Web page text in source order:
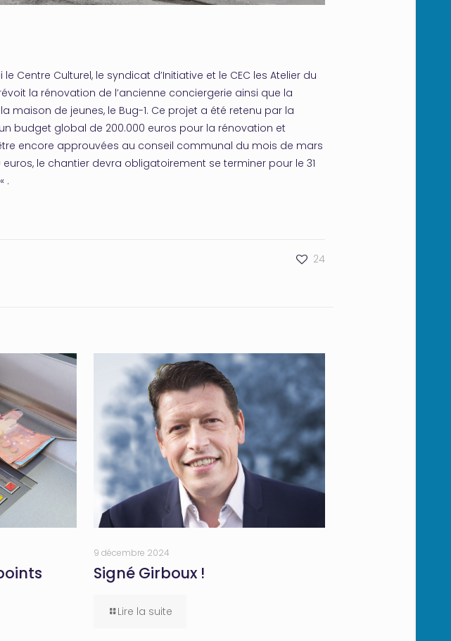
Centre Culturel, le syndicat d’Initiative et le CEC les Atelier du
la rénovation de l’ancienne conciergerie ainsi que la
maison de jeunes, le Bug-1. Ce projet a été retenu par la
budget global de 200.000 euros pour la rénovation et
encore approuvées au conseil communal du mois de mars
le chantier devra obligatoirement se terminer pour le 31
« .
24
9 décembre 2024
Signé Girboux !
Lire la suite